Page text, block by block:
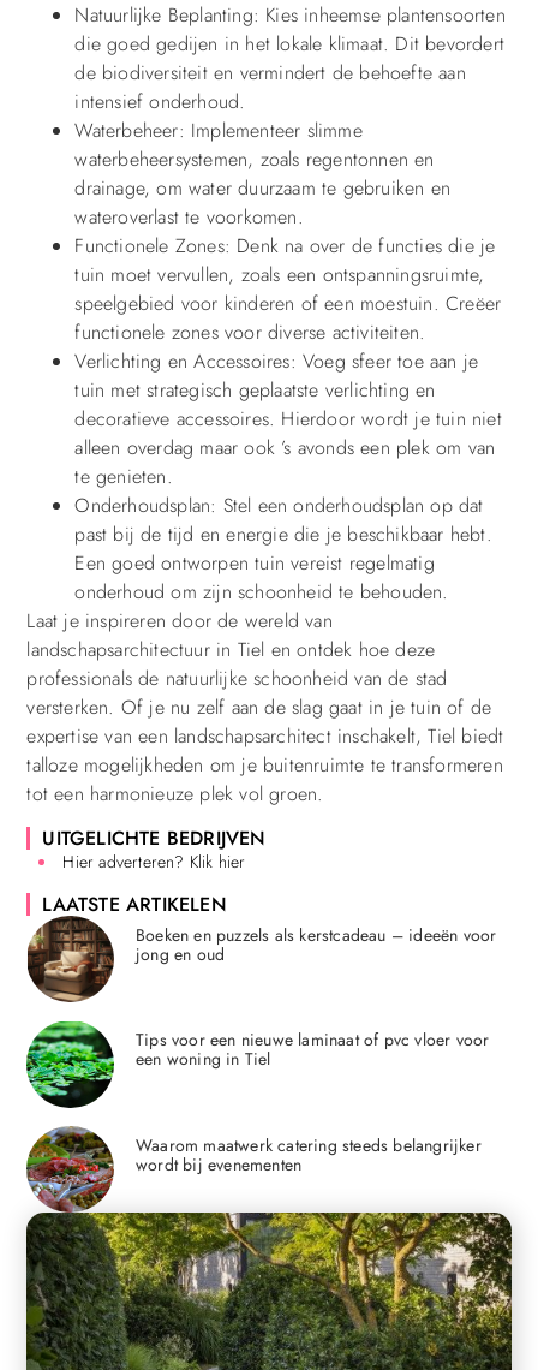
Natuurlijke Beplanting: Kies inheemse plantensoorten
die goed gedijen in het lokale klimaat. Dit bevordert
de biodiversiteit en vermindert de behoefte aan
intensief onderhoud.
Waterbeheer: Implementeer slimme
waterbeheersystemen, zoals regentonnen en
drainage, om water duurzaam te gebruiken en
wateroverlast te voorkomen.
Functionele Zones: Denk na over de functies die je
tuin moet vervullen, zoals een ontspanningsruimte,
speelgebied voor kinderen of een moestuin. Creëer
functionele zones voor diverse activiteiten.
Verlichting en Accessoires: Voeg sfeer toe aan je
tuin met strategisch geplaatste verlichting en
decoratieve accessoires. Hierdoor wordt je tuin niet
alleen overdag maar ook ’s avonds een plek om van
te genieten.
Onderhoudsplan: Stel een onderhoudsplan op dat
past bij de tijd en energie die je beschikbaar hebt.
Een goed ontworpen tuin vereist regelmatig
onderhoud om zijn schoonheid te behouden.
Laat je inspireren door de wereld van
landschapsarchitectuur in Tiel en ontdek hoe deze
professionals de natuurlijke schoonheid van de stad
versterken. Of je nu zelf aan de slag gaat in je tuin of de
expertise van een landschapsarchitect inschakelt, Tiel biedt
talloze mogelijkheden om je buitenruimte te transformeren
tot een harmonieuze plek vol groen.
UITGELICHTE BEDRIJVEN
Hier adverteren? Klik hier
LAATSTE ARTIKELEN
Boeken en puzzels als kerstcadeau – ideeën voor
jong en oud
Tips voor een nieuwe laminaat of pvc vloer voor
een woning in Tiel
Waarom maatwerk catering steeds belangrijker
wordt bij evenementen